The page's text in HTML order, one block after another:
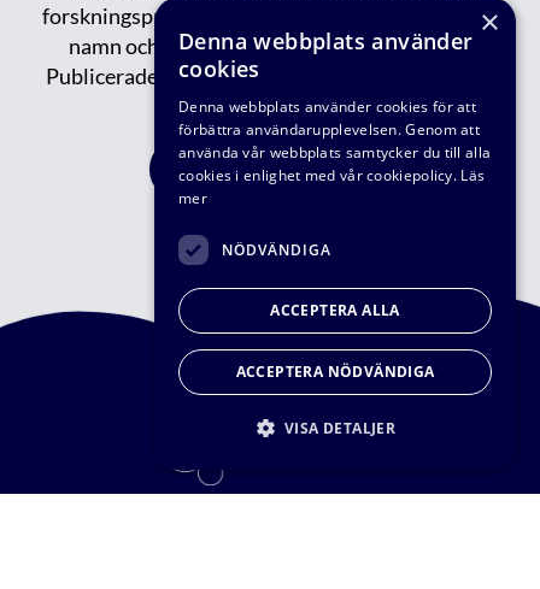
forskningsprojekt, publikationer, events, nytt om
namn och tips om spännande saker på gång.
Publicerade/tidigare nyhetsbrev kan du läsa
FÅ VÅRT NYHETBREV
×
Denna webbplats använder
cookies
Denna webbplats använder cookies för att
förbättra användarupplevelsen. Genom att
använda vår webbplats samtycker du till alla
cookies i enlighet med vår cookiepolicy. Läs
mer
NÖDVÄNDIGA
ACCEPTERA ALLA
ACCEPTERA NÖDVÄNDIGA
VISA DETALJER